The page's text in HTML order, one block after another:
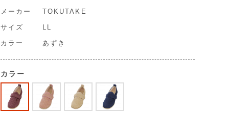
メーカー TOKUTAKE
サイズ LL
カラー あずき
カラー